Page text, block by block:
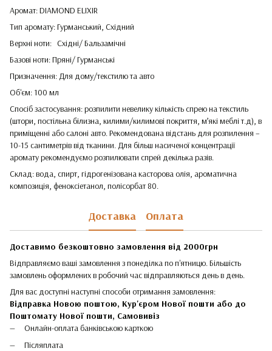
Аромат: DIAMOND ELIXIR
Тип аромату: Гурманський, Східний
Верхні ноти: Східні/ Бальзамічні
Базові ноти: Пряні/ Гурманські
Призначення: Для дому/текстилю та авто
Об'єм: 100 мл
Спосіб застосування: розпилити невелику кількість спрею на текстиль
(штори, постільна білизна, килими/килимові покриття, м’які меблі т.д), в
приміщенні або салоні авто. Рекомендована відстань для розпилення –
10-15 сантиметрів від тканини. Для більш насиченої концентрації
аромату рекомендуємо розпилювати спрей декілька разів.
Склад: вода, спирт, гідрогенізована касторова олія, ароматична
композиція, феноксіетанол, полісорбат 80.
Доставка Оплата
Доставимо безкоштовно замовлення від 2000грн
Відправляємо ваші замовлення з понеділка по п'ятницю. Більшість
замовлень оформлених в робочий час відправляються день в день.
Для вас доступні наступні способи отримання замовлення:
Відправка Новою поштою, Кур'єром Нової пошти або до
Поштомату Нової пошти, Самовивіз
Онлайн-оплата банківською карткою
Післяплата